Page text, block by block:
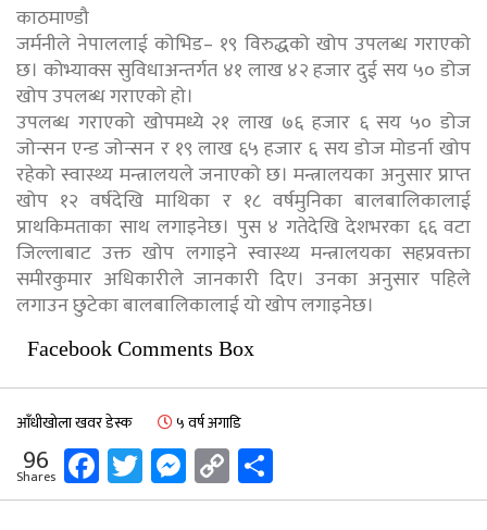
काठमाण्डौ
जर्मनीले नेपाललाई कोभिड– १९ विरुद्धको खोप उपलब्ध गराएको
छ। कोभ्याक्स सुविधाअन्तर्गत ४१ लाख ४२ हजार दुई सय ५० डोज
खोप उपलब्ध गराएको हो।
उपलब्ध गराएको खोपमध्ये २१ लाख ७६ हजार ६ सय ५० डोज
जोन्सन एन्ड जोन्सन र १९ लाख ६५ हजार ६ सय डोज मोडर्ना खोप
रहेको स्वास्थ्य मन्त्रालयले जनाएको छ। मन्त्रालयका अनुसार प्राप्त
खोप १२ वर्षदेखि माथिका र १८ वर्षमुनिका बालबालिकालाई
प्राथकिमताका साथ लगाइनेछ। पुस ४ गतेदेखि देशभरका ६६ वटा
जिल्लाबाट उक्त खोप लगाइने स्वास्थ्य मन्त्रालयका सहप्रवक्ता
समीरकुमार अधिकारीले जानकारी दिए। उनका अनुसार पहिले
लगाउन छुटेका बालबालिकालाई यो खोप लगाइनेछ।
Facebook Comments Box
आँधीखोला खवर डेस्क ५ वर्ष अगाडि
96
Shares Facebook
Twitter
Messenger
Copy
Link